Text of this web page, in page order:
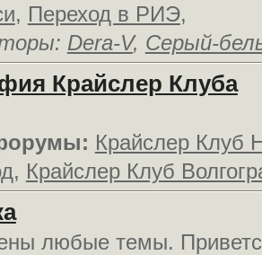
, Переход в РИЭ,
Dera-V, Серый-
Крайслер Клуба
Крайслер Клуб
, Крайслер Клуб
любые темы.